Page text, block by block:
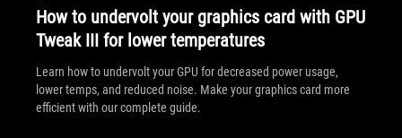
How to undervolt your graphics card with GPU
Tweak III for lower temperatures
Learn how to undervolt your GPU for decreased power usage,
lower temps, and reduced noise. Make your graphics card more
efficient with our complete guide.